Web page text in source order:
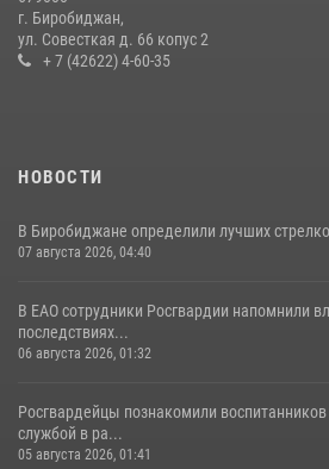
Первых основам самообороны
13 июля 2026, 02:04 3
г. Биробиджан,
ул. Совесткая д. 66 копус 2
+ 7 (42622) 4-60-35
НОВОСТИ
В Биробиджане определили лучших
07 августа 2026, 04:40
В ЕАО сотрудники Росгвардии напомнили
последствиях...
06 августа 2026, 01:32
Росгвардейцы познакомили воспитанников
службой в ра...
05 августа 2026, 01:41